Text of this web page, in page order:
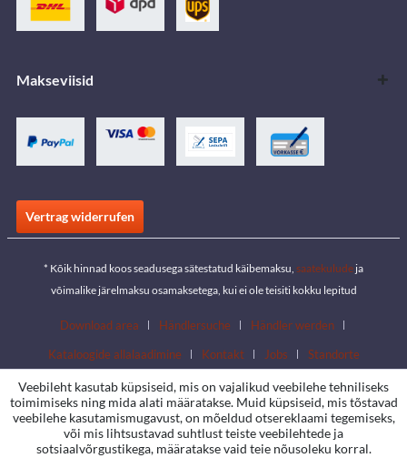
Makseviisid
Vertrag widerrufen
* Kõik hinnad koos seadusega sätestatud käibemaksu, saatekulude ja
võimalike järelmaksu osamaksetega, kui ei ole teisiti kokku lepitud
Download area Händlersuche
Händler werden
Kataloogide allalaadimine
Kontakt Jobs Standorte
Veebileht kasutab küpsiseid, mis on vajalikud veebilehe tehniliseks
toimimiseks ning mida alati määratakse. Muid küpsiseid, mis tõstavad
veebilehe kasutamismugavust, on mõeldud otsereklaami tegemiseks,
või mis lihtsustavad suhtlust teiste veebilehtede ja
sotsiaalvõrgustikega, määratakse vaid teie nõusoleku korral.